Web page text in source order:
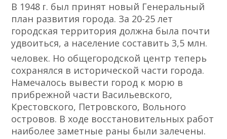
В 1948 ᴦ. был принят новый Генеральный
план развития города. За 20-25 лет
городская территория должна была почти
удвоиться, а население составить 3,5 млн.
человек. Но общегородской центр теперь
сохранялся в исторической части города.
Намечалось вывести город к морю в
прибрежной части Васильевского,
Крестовского, Петровского, Вольного
островов. В ходе восстановительных работ
наиболее заметные раны были залечены.